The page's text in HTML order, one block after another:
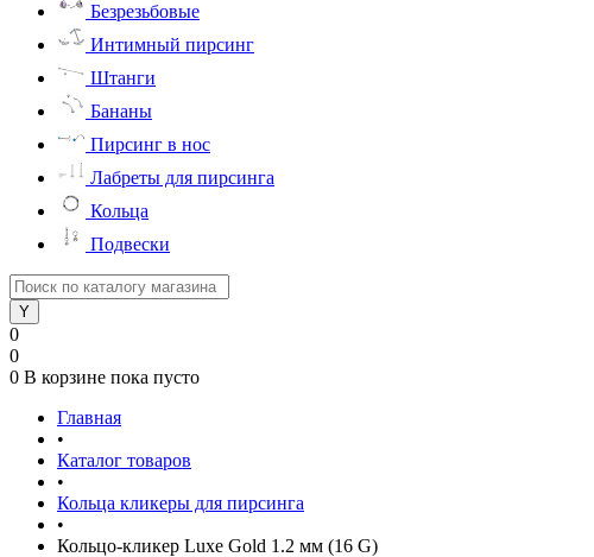
Безрезьбовые
Интимный пирсинг
Штанги
Бананы
Пирсинг в нос
Лабреты для пирсинга
Кольца
Подвески
0
0
0 В корзине пока пусто
Главная
•
Каталог товаров
•
Кольца кликеры для пирсинга
•
Кольцо-кликер Luxe Gold 1.2 мм (16 G)